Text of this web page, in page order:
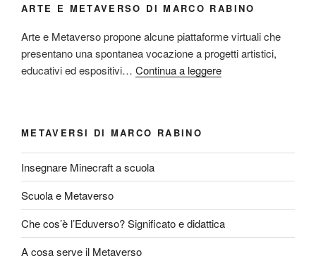
ARTE E METAVERSO DI MARCO RABINO
Arte e Metaverso propone alcune piattaforme virtuali che
presentano una spontanea vocazione a progetti artistici,
educativi ed espositivi… Continua a leggere
METAVERSI DI MARCO RABINO
Insegnare Minecraft a scuola
Scuola e Metaverso
Che cos’è l’Eduverso? Significato e didattica
A cosa serve il Metaverso